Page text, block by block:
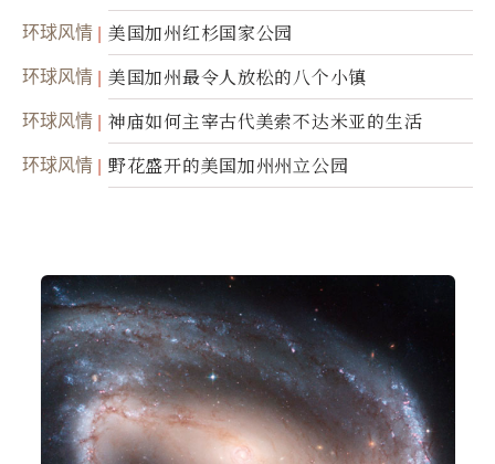
腐身
环球风情 美国加州红杉国家公园
环球风情 美国加州最令人放松的八个小镇
环球风情 神庙如何主宰古代美索不达米亚的生活
环球风情 野花盛开的美国加州州立公园